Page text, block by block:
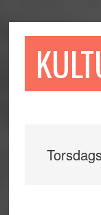
till
till
sidofältet
till